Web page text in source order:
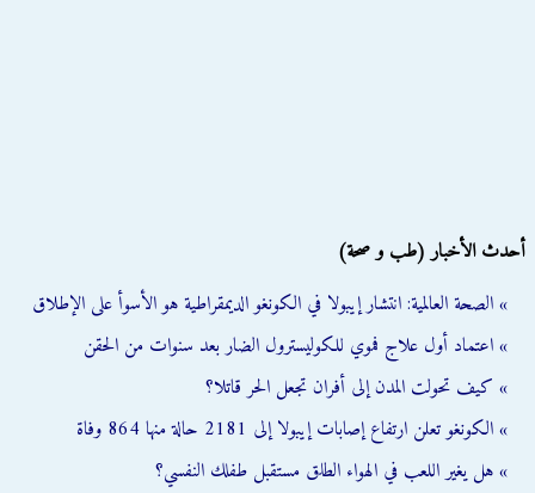
أحدث الأخبار (طب و صحة)
» الصحة العالمية: انتشار إيبولا في الكونغو الديمقراطية هو الأسوأ على الإطلاق
» اعتماد أول علاج فموي للكوليسترول الضار بعد سنوات من الحقن
» كيف تحولت المدن إلى أفران تجعل الحر قاتلا؟
» الكونغو تعلن ارتفاع إصابات إيبولا إلى 2181 حالة منها 864 وفاة
» هل يغير اللعب في الهواء الطلق مستقبل طفلك النفسي؟